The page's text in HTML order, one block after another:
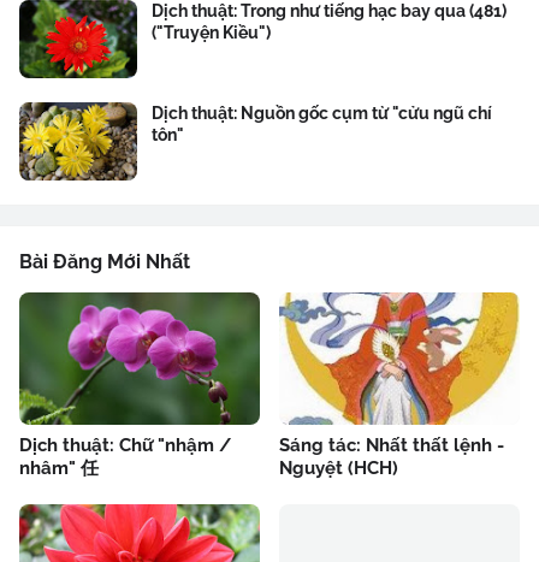
Dịch thuật: Trong như tiếng hạc bay qua (481)
("Truyện Kiều")
Dịch thuật: Nguồn gốc cụm từ "cửu ngũ chí
tôn"
Bài Đăng Mới Nhất
Dịch thuật: Chữ "nhậm /
nhâm" 任
Sáng tác: Nhất thất lệnh -
Nguyệt (HCH)